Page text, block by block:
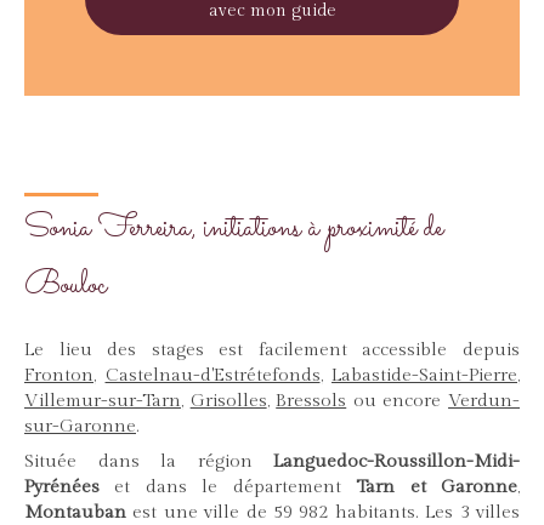
avec mon guide
Sonia Ferreira, initiations à proximité de
Bouloc
Le lieu des stages est facilement accessible depuis
Fronton, Castelnau-d'Estrétefonds, Labastide-Saint-Pierre,
Villemur-sur-Tarn, Grisolles, Bressols ou encoreVerdun-
sur-Garonne.
Située dans la région Languedoc-Roussillon-Midi-
Pyrénées et dans le départementTarn etGaronne,
Montauban est une ville de 59 982 habitants. Les 3 villes